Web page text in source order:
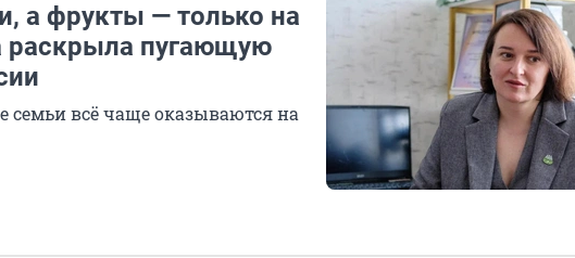
а фрукты — только на
раскрыла пугающую
всё чаще оказываются на